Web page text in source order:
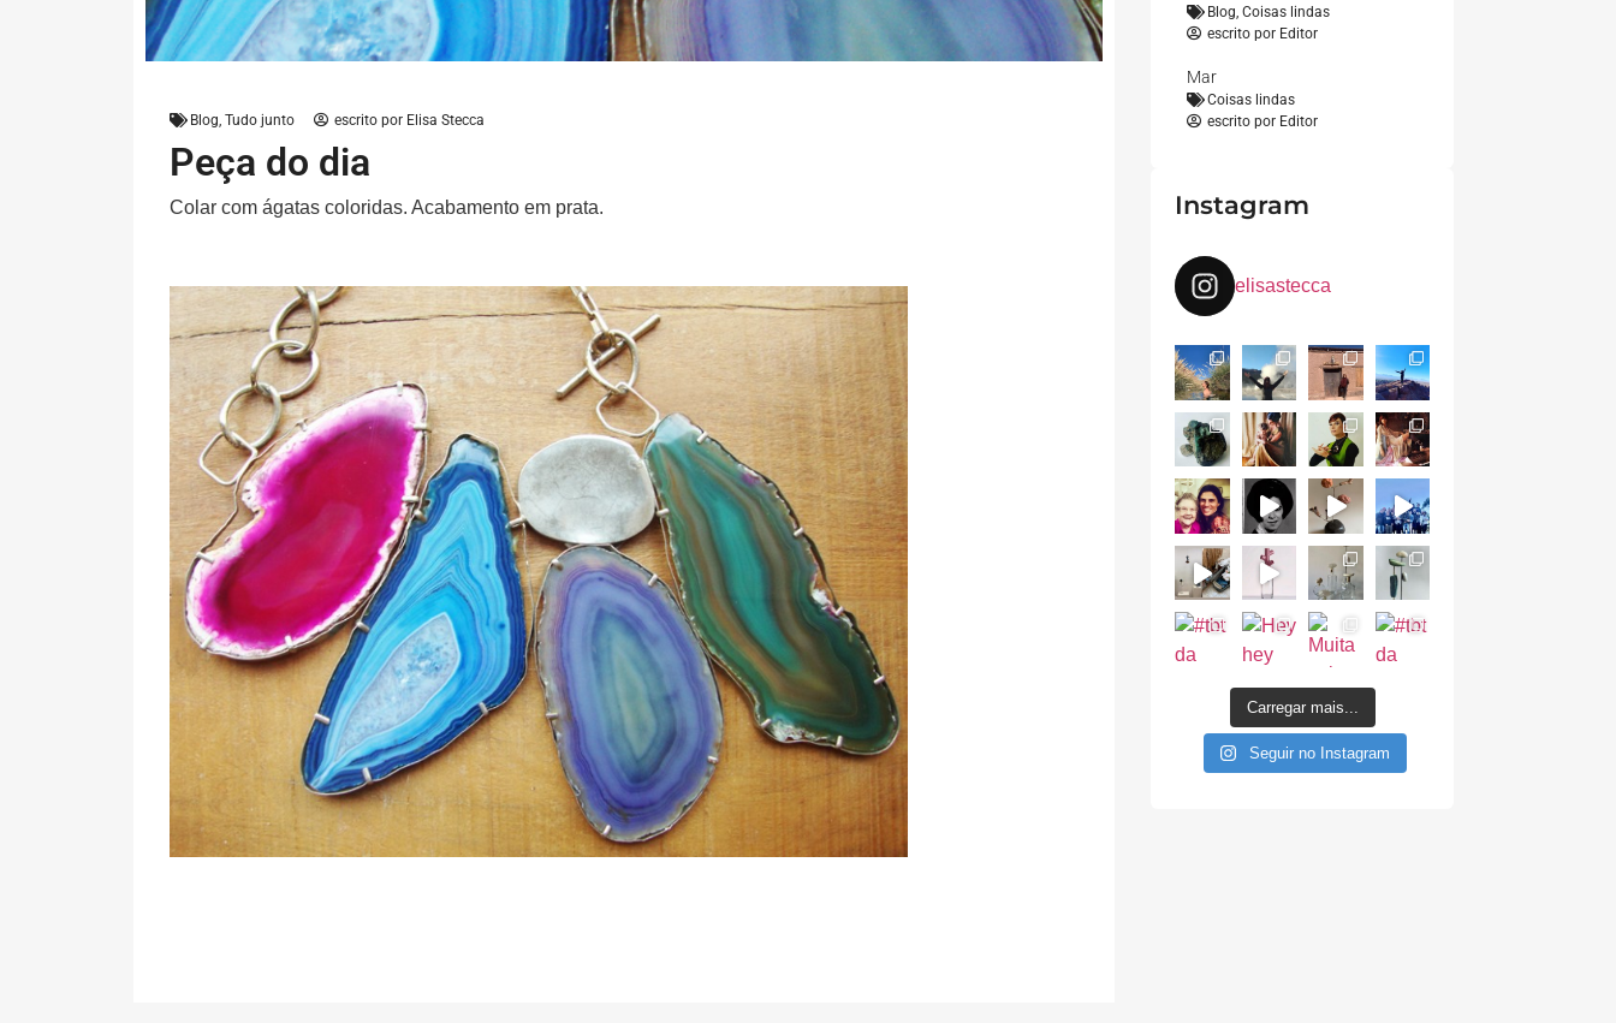
Blog, Tudo junto escrito por Elisa Stecca
Peça do dia
Colar com ágatas coloridas. Acabamento em prata.
Blog, Coisas lindas
escrito porEditor
Mar
Coisas lindas
escrito porEditor
Instagram
elisastecca
Carregar mais...
Seguir no Instagram